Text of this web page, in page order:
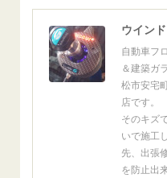
自動車フ
＆建築ガ
松市安宅
店です。
そのキズ
いで施工
先、出張
を防止出